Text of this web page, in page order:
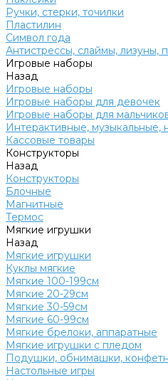
Ручки, стерки, точилки
Пластилин
Символ года
Антистрессы, слаймы, лизуны,
Игровые наборы
Назад
Игровые наборы
Игровые наборы для девочек
Игровые наборы для
Интерактивные, музыкальные,
Кассовые товары
Конструкторы
Назад
Конструкторы
Блочные
Магнитные
Термос
Мягкие игрушки
Назад
Мягкие игрушки
Куклы мягкие
Мягкие 100-199см
Мягкие 20-29см
Мягкие 30-59см
Мягкие 60-99см
Мягкие брелоки, аппаратные
Мягкие игрушки с пледом
Подушки, обнимашки,
Настольные игры